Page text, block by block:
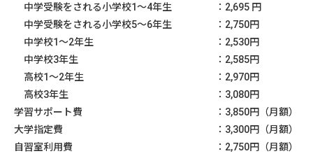
中学受験をされる小学校1～4年生
：2,695 円
中学受験をされる小学校5～6年生
：2,750円
中学校1〜2年生
：2,530円
中学校3年生
：2,585円
高校1〜2年生
：2,970円
高校3年生
：3,080円
学習サポート費
：3,850円（月額）
大学指定費
：3,300円（月額）
自習室利用費
：2,750円（月額）